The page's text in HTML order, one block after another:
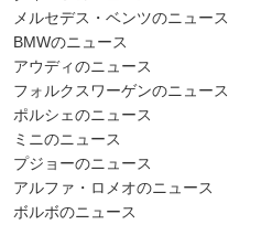
メルセデス・ベンツのニュース
BMWのニュース
アウディのニュース
フォルクスワーゲンのニュース
ポルシェのニュース
ミニのニュース
プジョーのニュース
アルファ・ロメオのニュース
ボルボのニュース